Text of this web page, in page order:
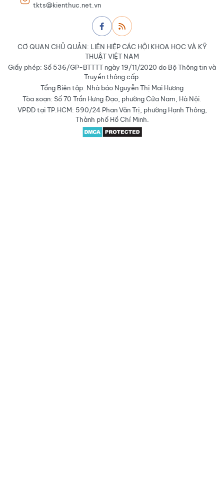
tkts@kienthuc.net.vn
CƠ QUAN CHỦ QUẢN: LIÊN HIỆP CÁC HỘI KHOA HỌC VÀ KỸ
THUẬT VIỆT NAM
Giấy phép: Số 536/GP-BTTTT ngày 19/11/2020 do Bộ Thông tin và
Truyền thông cấp.
Tổng Biên tập: Nhà báo Nguyễn Thị Mai Hương
Tòa soạn: Số 70 Trần Hưng Đạo, phường Cửa Nam, Hà Nội.
VPĐD tại TP.HCM: 590/24 Phan Văn Trị, phường Hạnh Thông,
Thành phố Hồ Chí Minh.